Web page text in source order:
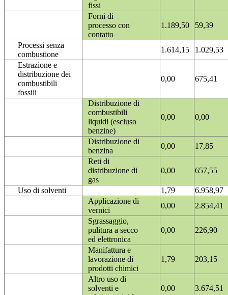
fissi
Forni di
processo con
contatto
1.189,50 59,39
Processi senza
combustione
1.614,15
1.029,53
Estrazione e
distribuzione dei
combustibili
fossili
0,00 675,41
Distribuzione di
combustibili
liquidi (escluso
benzine)
0,00 0,00
Distribuzione di
benzina
0,00
17,85
Reti di
distribuzione di
gas
0,00 657,55
Uso di solventi 1,79
6.958,97
Applicazione di
vernici
0,00
2.854,41
Sgrassaggio,
pulitura a secco
ed elettronica
0,00 226,90
Manifattura e
lavorazione di
prodotti chimici
1,79 203,15
Altro uso di
solventi e
0,00 3.674,51